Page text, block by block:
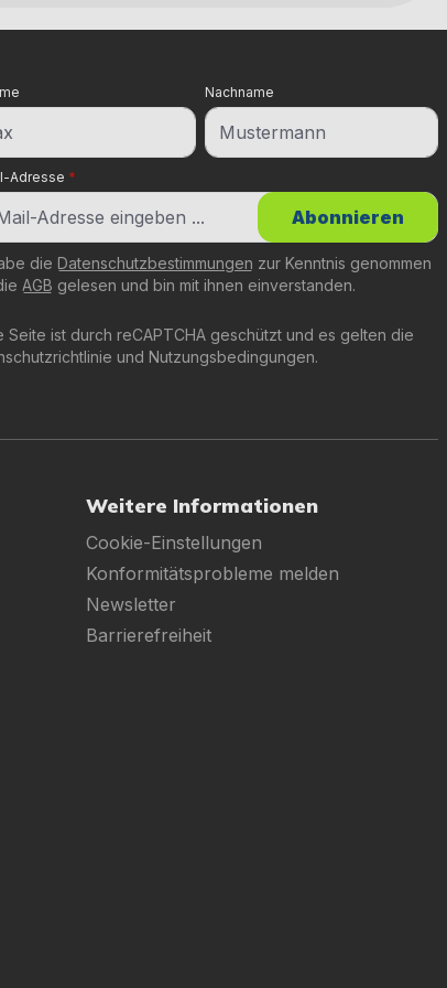
Adresse *
Nachname
Seite ist durch reCAPTCHA geschützt und es gelten die
und Nutzungsbedingungen.
die Datenschutzbestimmungen zur Kenntnis genommen
AGB gelesen und bin mit ihnen einverstanden.
Abonnieren
Weitere Informationen
Cookie-Einstellungen
Konformitätsprobleme melden
Newsletter
Barrierefreiheit